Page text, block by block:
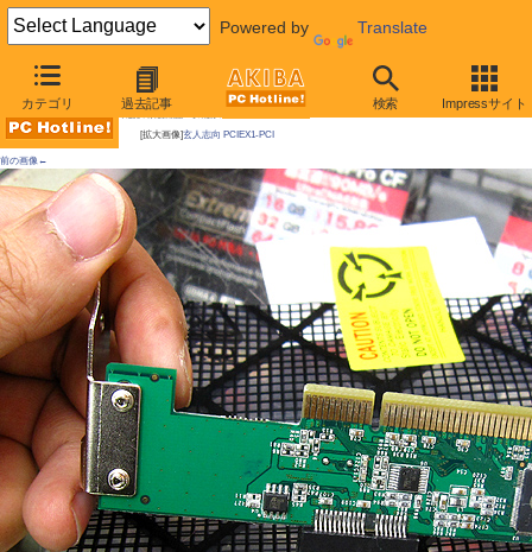
Powered by Translate
カテゴリ 過去記事 検索 Impressサイト
AKIBA PC Hotline! 2010年11月13日号
[拡大画像]玄人志向 PCIEX1-PCI
前の画像←